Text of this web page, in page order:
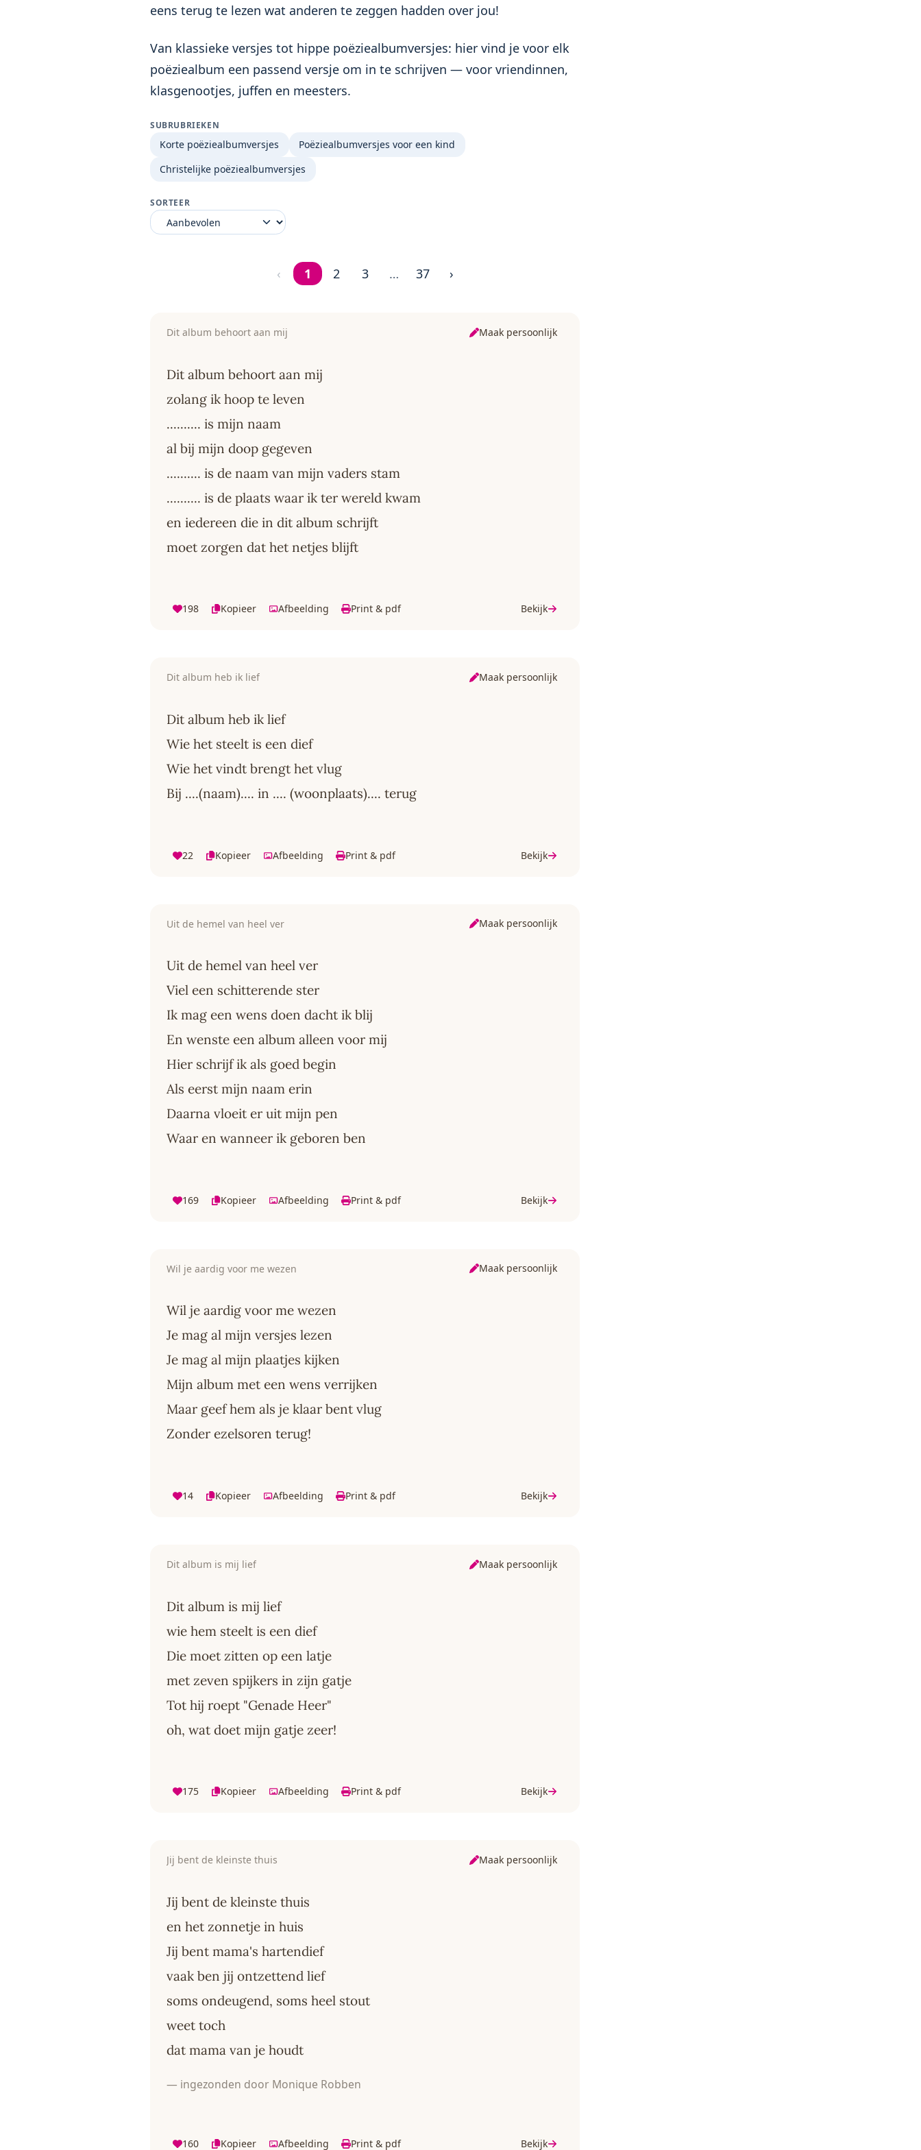
eens terug te lezen wat anderen te zeggen hadden over jou!
Van klassieke versjes tot hippe poëziealbumversjes: hier vind je voor elk
poëziealbum een passend versje om in te schrijven — voor vriendinnen,
klasgenootjes, juffen en meesters.
SUBRUBRIEKEN
Korte poëziealbumversjes
Poëziealbumversjes voor een kind
Christelijke poëziealbumversjes
SORTEER
Pagina 1 van 37
‹ 1 2 3 … 37 ›
Dit album behoort aan mij Maak persoonlijk
Dit album behoort aan mij
zolang ik hoop te leven
.......... is mijn naam
al bij mijn doop gegeven
.......... is de naam van mijn vaders stam
.......... is de plaats waar ik ter wereld kwam
en iedereen die in dit album schrijft
moet zorgen dat het netjes blijft
198 Kopieer Afbeelding Print & pdf Bekijk
Dit album heb ik lief Maak persoonlijk
Dit album heb ik lief
Wie het steelt is een dief
Wie het vindt brengt het vlug
Bij ....(naam).... in .... (woonplaats).... terug
22 Kopieer Afbeelding Print & pdf Bekijk
Uit de hemel van heel ver Maak persoonlijk
Uit de hemel van heel ver
Viel een schitterende ster
Ik mag een wens doen dacht ik blij
En wenste een album alleen voor mij
Hier schrijf ik als goed begin
Als eerst mijn naam erin
Daarna vloeit er uit mijn pen
Waar en wanneer ik geboren ben
169 Kopieer Afbeelding Print & pdf Bekijk
Wil je aardig voor me wezen Maak persoonlijk
Wil je aardig voor me wezen
Je mag al mijn versjes lezen
Je mag al mijn plaatjes kijken
Mijn album met een wens verrijken
Maar geef hem als je klaar bent vlug
Zonder ezelsoren terug!
14 Kopieer Afbeelding Print & pdf Bekijk
Dit album is mij lief Maak persoonlijk
Dit album is mij lief
wie hem steelt is een dief
Die moet zitten op een latje
met zeven spijkers in zijn gatje
Tot hij roept "Genade Heer"
oh, wat doet mijn gatje zeer!
175 Kopieer Afbeelding Print & pdf Bekijk
Jij bent de kleinste thuis Maak persoonlijk
Jij bent de kleinste thuis
en het zonnetje in huis
Jij bent mama's hartendief
vaak ben jij ontzettend lief
soms ondeugend, soms heel stout
weet toch
dat mama van je houdt
— ingezonden door Monique Robben
160 Kopieer Afbeelding Print & pdf Bekijk